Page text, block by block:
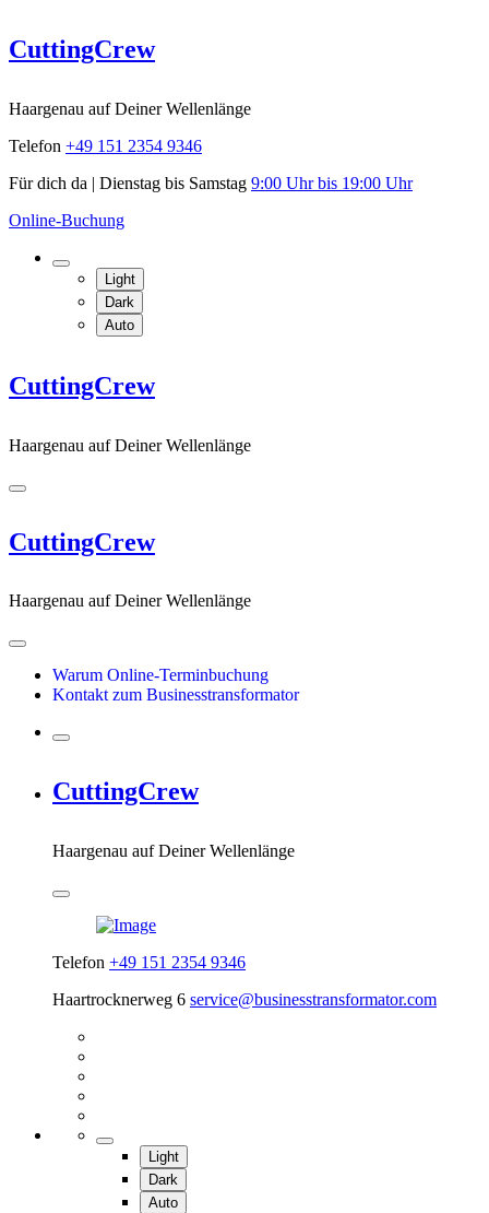
Skip
to
CuttingCrew
Haargenau auf Deiner Wellenlänge
Telefon +49 151 2354 9346
Für dich da | Dienstag bis Samstag 9:00 Uhr bis 19:00 Uhr
Online-Buchung
Light
Dark
Auto
CuttingCrew
Haargenau auf Deiner Wellenlänge
CuttingCrew
Haargenau auf Deiner Wellenlänge
Warum Online-Terminbuchung
Kontakt zum Businesstransformator
CuttingCrew
Haargenau auf Deiner Wellenlänge
Telefon +49 151 2354 9346
Haartrocknerweg 6 service@businesstransformator.com
Light
Dark
Auto